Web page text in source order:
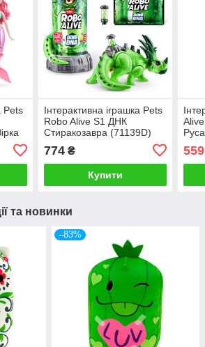
Pets
Інтерактивна іграшка Pets
Robo Alive S1 ДНК
Стиракозавра (71139D)
774₴
Купити
559
та новинки
–83%